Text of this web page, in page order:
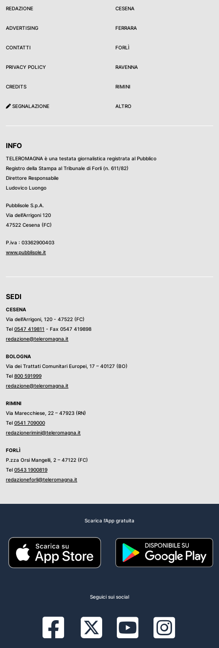
REDAZIONE
ADVERTISING
CONTATTI
PRIVACY POLICY
CREDITS
SEGNALAZIONE
CESENA
FERRARA
FORLÌ
RAVENNA
RIMINI
ALTRO
INFO
TELEROMAGNA è una testata giornalistica registrata al Pubblico
Registro della Stampa al Tribunale di Forli (n. 611/82)
Direttore Responsabile
Ludovico Luongo
Pubblisole S.p.A.
Via dell’Arrigoni 120
47522 Cesena (FC)
P.iva : 03362900403
www.pubblisole.it
SEDI
CESENA
Via dell’Arrigoni, 120 - 47522 (FC)
Tel 0547 419811 - Fax 0547 419898
redazione@teleromagna.it
BOLOGNA
Via dei Trattati Comunitari Europei, 17 – 40127 (BO)
Tel 800 591999
redazione@teleromagna.it
RIMINI
Via Marecchiese, 22 – 47923 (RN)
Tel 0541 709000
redazionerimini@teleromagna.it
FORLÌ
P.zza Orsi Mangelli, 2 – 47122 (FC)
Tel 0543 1900819
redazioneforli@teleromagna.it
Scarica l'App gratuita
Seguici sui social